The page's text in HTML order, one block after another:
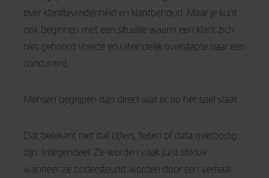
over klanttevredenheid en klantbehoud. Maar je kunt
ook beginnen met een situatie waarin een klant zich
niet gehoord voelde en uiteindelijk overstapte naar een
concurrent.
Mensen begrijpen dan direct wat er op het spel staat.
Dat betekent niet dat cijfers, feiten of data overbodig
zijn. Integendeel. Ze worden vaak juist sterker
wanneer ze ondersteund worden door een verhaal